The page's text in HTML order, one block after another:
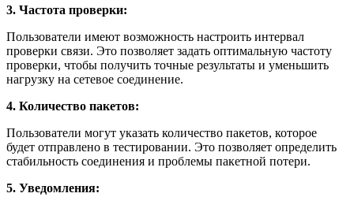
3. Частота проверки:
Пользователи имеют возможность настроить интервал
проверки связи. Это позволяет задать оптимальную частоту
проверки, чтобы получить точные результаты и уменьшить
нагрузку на сетевое соединение.
4. Количество пакетов:
Пользователи могут указать количество пакетов, которое
будет отправлено в тестировании. Это позволяет определить
стабильность соединения и проблемы пакетной потери.
5. Уведомления: